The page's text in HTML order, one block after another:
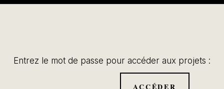
Entrez le mot de passe pour accéder aux projets :